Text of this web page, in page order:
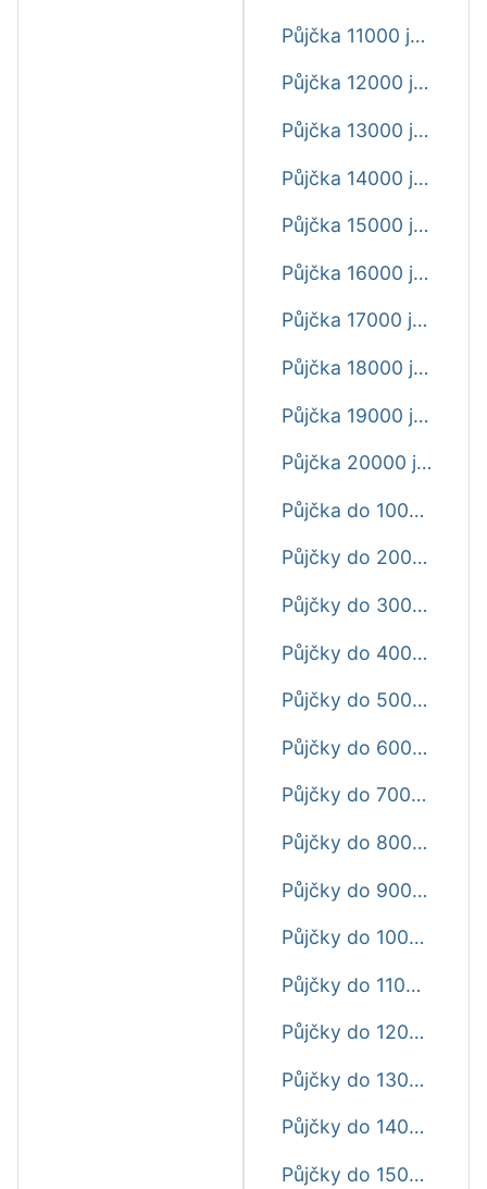
Půjčka 11000 ještě dnes
Půjčka 12000 ještě dnes
Půjčka 13000 ještě dnes
Půjčka 14000 ještě dnes
Půjčka 15000 ještě dnes
Půjčka 16000 ještě dnes
Půjčka 17000 ještě dnes
Půjčka 18000 ještě dnes
Půjčka 19000 ještě dnes
Půjčka 20000 ještě dnes
Půjčka do 1000 Kč ještě dnes
Půjčky do 2000 Kč ještě dnes
Půjčky do 3000 Kč ještě dnes
Půjčky do 4000 Kč ještě dnes
Půjčky do 5000 Kč ještě dnes
Půjčky do 6000 Kč ještě dnes
Půjčky do 7000 Kč ještě dnes
Půjčky do 8000 Kč ještě dnes
Půjčky do 9000 Kč ještě dnes
Půjčky do 10000 Kč ještě dnes
Půjčky do 11000 Kč ještě dnes
Půjčky do 12000 Kč ještě dnes
Půjčky do 13000 Kč ještě dnes
Půjčky do 14000 Kč ještě dnes
Půjčky do 15000 Kč ještě dnes